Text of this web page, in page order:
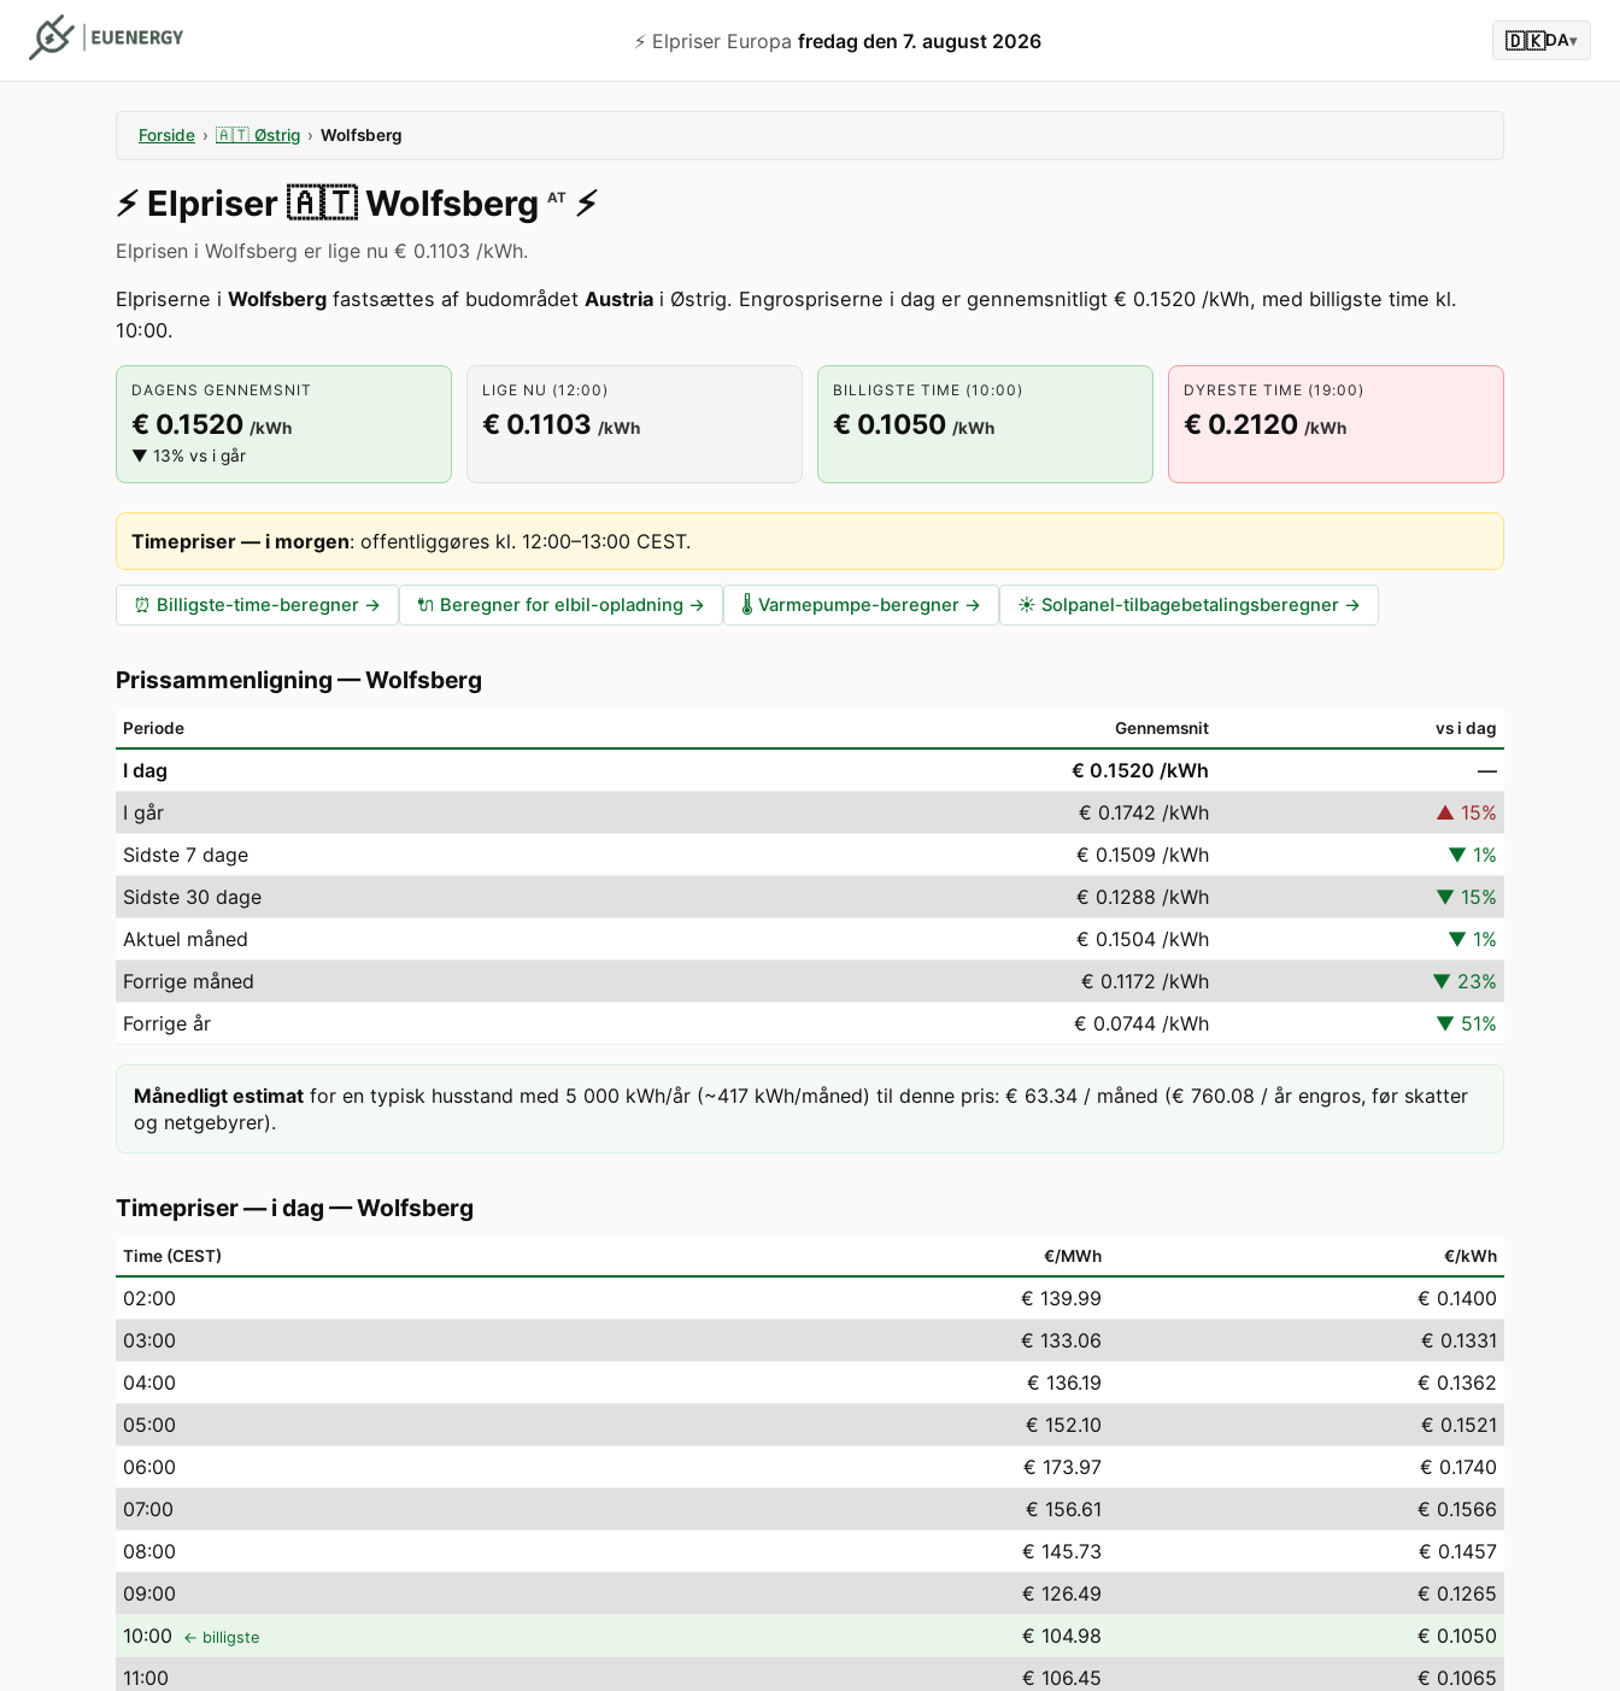
⚡️ Elpriser Europa fredag den 7. august 2026 🇩🇰DA▾
Forside › 🇦🇹 Østrig › Wolfsberg
⚡️ Elpriser 🇦🇹 Wolfsberg AT ⚡️
Elprisen i Wolfsberg er lige nu € 0.1103 /kWh.
Elpriserne i Wolfsberg fastsættes af budområdet Austria i Østrig. Engrospriserne i dag er gennemsnitligt € 0.1520 /kWh, med billigste time kl.
10:00.
DAGENS GENNEMSNIT
€ 0.1520 /kWh
▼ 13% vs i går
LIGE NU (12:00)
€ 0.1103 /kWh
BILLIGSTE TIME (10:00)
€ 0.1050 /kWh
DYRESTE TIME (19:00)
€ 0.2120 /kWh
Timepriser — i morgen: offentliggøres kl. 12:00–13:00 CEST.
⏰ Billigste-time-beregner → 🔌 Beregner for elbil-opladning → 🌡️ Varmepumpe-beregner → ☀️ Solpanel-tilbagebetalingsberegner →
Prissammenligning —Wolfsberg
Periode Gennemsnit vs i dag
I dag € 0.1520 /kWh
—
I går
€ 0.1742 /kWh ▲ 15%
Sidste 7 dage
€ 0.1509 /kWh ▼ 1%
Sidste 30 dage
€ 0.1288 /kWh ▼ 15%
Aktuel måned
€ 0.1504 /kWh ▼ 1%
Forrige måned
€ 0.1172 /kWh ▼ 23%
Forrige år
€ 0.0744 /kWh ▼ 51%
Månedligt estimat for en typisk husstand med 5 000 kWh/år (~417 kWh/måned) til denne pris: € 63.34 / måned (€ 760.08 / år engros, før skatter
og netgebyrer).
Timepriser — i dag —Wolfsberg
Time (CEST) €/MWh €/kWh
02:00 € 139.99
€ 0.1400
03:00 € 133.06
€ 0.1331
04:00 € 136.19
€ 0.1362
05:00 € 152.10
€ 0.1521
06:00 € 173.97
€ 0.1740
07:00 € 156.61
€ 0.1566
08:00 € 145.73
€ 0.1457
09:00 € 126.49
€ 0.1265
10:00 ← billigste € 104.98
€ 0.1050
11:00 € 106.45
€ 0.1065